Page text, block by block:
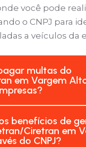
você pode
o CNPJ para
a veículos da
multas do
em Vargem
benefícios de
Ciretran em
do CNPJ?